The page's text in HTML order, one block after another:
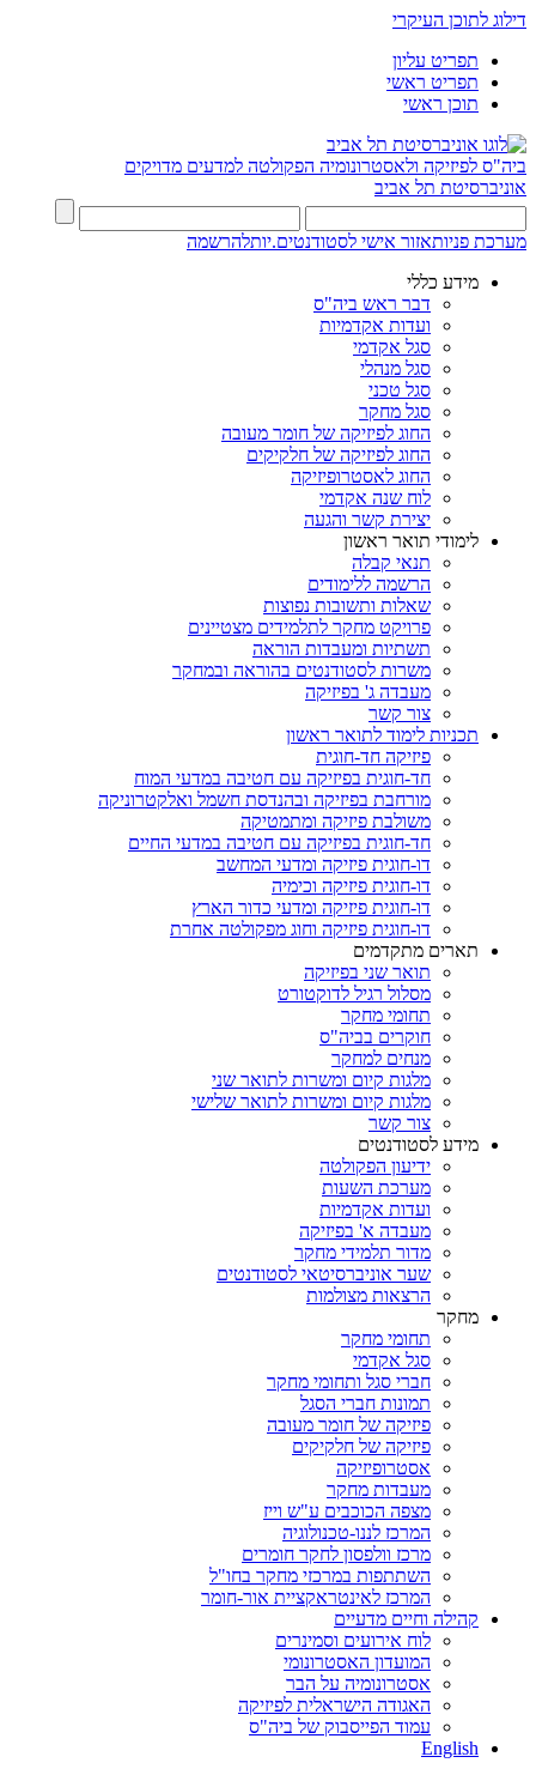
דילוג לתוכן העיקרי
תפריט עליון
תפריט ראשי
תוכן ראשי
ביה"ס לפיזיקה ולאסטרונומיה הפקולטה למדעים מדויקים
אוניברסיטת תל אביב
מערכת פניותאזור אישי לסטודנטים.יותלהרשמה
מידע כללי
דבר ראש ביה"ס
ועדות אקדמיות
סגל אקדמי
סגל מנהלי
סגל טכני
סגל מחקר
החוג לפיזיקה של חומר מעובה
החוג לפיזיקה של חלקיקים
החוג לאסטרופיזיקה
לוח שנה אקדמי
יצירת קשר והגעה
לימודי תואר ראשון
תנאי קבלה
הרשמה ללימודים
שאלות ותשובות נפוצות
פרויקט מחקר לתלמידים מצטיינים
תשתיות ומעבדות הוראה
משרות לסטודנטים בהוראה ובמחקר
מעבדה ג' בפיזיקה
צור קשר
תכניות לימוד לתואר ראשון
פיזיקה חד-חוגית
חד-חוגית בפיזיקה עם חטיבה במדעי המוח
מורחבת בפיזיקה ובהנדסת חשמל ואלקטרוניקה
משולבת פיזיקה ומתמטיקה
חד-חוגית בפיזיקה עם חטיבה במדעי החיים
דו-חוגית פיזיקה ומדעי המחשב
דו-חוגית פיזיקה וכימיה
דו-חוגית פיזיקה ומדעי כדור הארץ
דו-חוגית פיזיקה וחוג מפקולטה אחרת
תארים מתקדמים
תואר שני בפיזיקה
מסלול רגיל לדוקטורט
תחומי מחקר
חוקרים בביה"ס
מנחים למחקר
מלגות קיום ומשרות לתואר שני
מלגות קיום ומשרות לתואר שלישי
צור קשר
מידע לסטודנטים
ידיעון הפקולטה
מערכת השעות
ועדות אקדמיות
מעבדה א' בפיזיקה
מדור תלמידי מחקר
שער אוניברסיטאי לסטודנטים
הרצאות מצולמות
מחקר
תחומי מחקר
סגל אקדמי
חברי סגל ותחומי מחקר
תמונות חברי הסגל
פיזיקה של חומר מעובה
פיזיקה של חלקיקים
אסטרופיזיקה
מעבדות מחקר
מצפה הכוכבים ע"ש וייז
המרכז לננו-טכנולוגיה
מרכז וולפסון לחקר חומרים
השתתפות במרכזי מחקר בחו"ל
המרכז לאינטראקציית אור-חומר
קהילה וחיים מדעיים
לוח אירועים וסמינרים
המועדון האסטרונומי
אסטרונומיה על הבר
האגודה הישראלית לפיזיקה
עמוד הפייסבוק של ביה"ס
English